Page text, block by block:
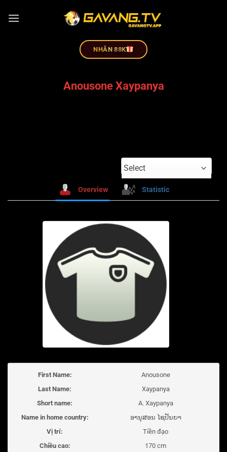
NHÂN 88K
Anousone Xaypanya
Select
Overview Statistic
First Name:
Anousone
Last Name:
Xaypanya
Short name:
A. Xaypanya
Name in home country:
ອານຸສອນ ໄຊປັນຍາ
Vị trí:
Tiền đạo
Chiều cao:
170 cm